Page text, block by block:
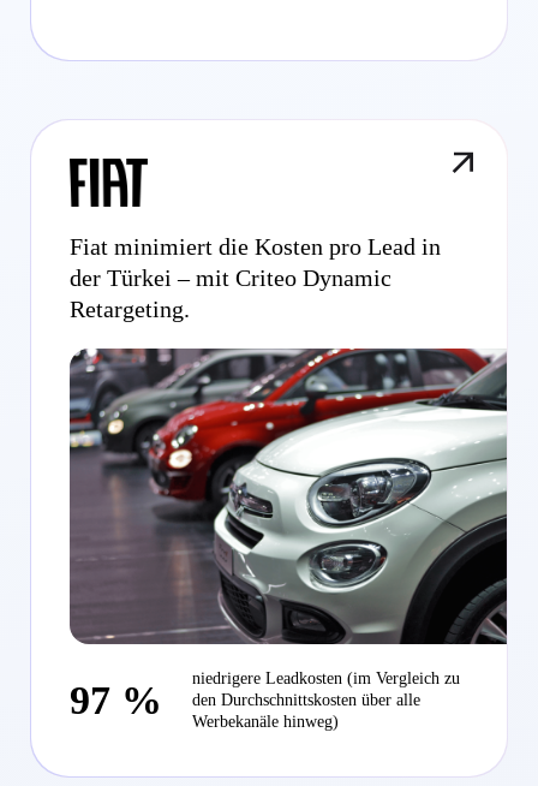
Fiat minimiert die Kosten pro Lead in
der Türkei – mit Criteo Dynamic
Retargeting.
97 %
niedrigere Leadkosten (im Vergleich zu
den Durchschnittskosten über alle
Werbekanäle hinweg)